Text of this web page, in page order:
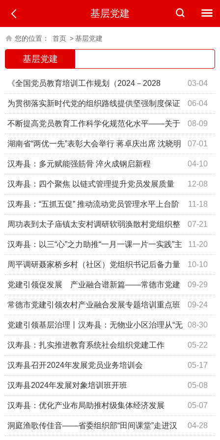
基层党建
您的位置： 首页 >基层党建
基层党建
03-04
《全国党员教育培训工作规划（2024－2028
年）》 06-04
为贯彻落实新时代党的组织路线提供坚强制度保证
——中央组织部负责人就印发《中国共产党组织工作条例》
答记者问
08-09
不断提高党员教育工作科学化规范化水平——关于
党员教育工作用词 07-01
湖南省“两优一先”表彰大会举行 蒋卓庆出席 沈晓明
讲话 毛伟明主持 04-10
汉寿县：多元赋能强筋骨 淬火成钢启新程
12-08
汉寿县：四个聚焦 以链式管理提升党员发展质量
11-18
汉寿县：“五抓五促” 推动流动党员管理水平上台阶
07-21
周功表到太子庙镇太安村调研软弱涣散村党组织整
顿工作 11-20
汉寿县：以三“心”之力助推“一月一课一片一实践”主
题党日提质增效 10-10
周平调研聂家桥乡村（社区）党组织书记后备力量
培养工作 09-29
党建引领促发展 产业融合谱新篇——常德市党建
引领农村产业融合发展专题培训重点班侧记 09-24
常德市党建引领农村产业融合发展专题培训重点班
开班 08-30
党建引领基层治理丨汉寿县：无物业小区治理从“无
人管”到“共治理” 05-22
汉寿县：扎实推进教育系统社会组织党建工作
05-17
汉寿县召开2024年发展党员业务培训会
05-08
汉寿县2024年发展对象培训班开班
05-07
汉寿县：优化产业布局助推村级集体经济发展
04-28
洞庭渔歌传佳音——省委组织部“田间课堂”走进汉